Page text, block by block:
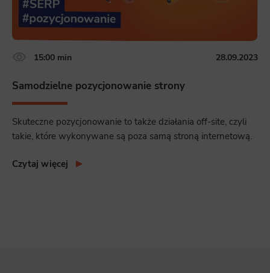
15:00 min 28.09.2023
Samodzielne pozycjonowanie strony
Skuteczne pozycjonowanie to także działania off-site, czyli
takie, które wykonywane są poza samą stroną internetową.
Czytaj więcej